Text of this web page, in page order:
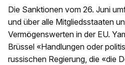
Die Sanktionen vom 26. Juni
und über alle Mitgliedsstaaten
Vermögenswerten in der EU.
Brüssel «Handlungen oder
russischen Regierung, die «die